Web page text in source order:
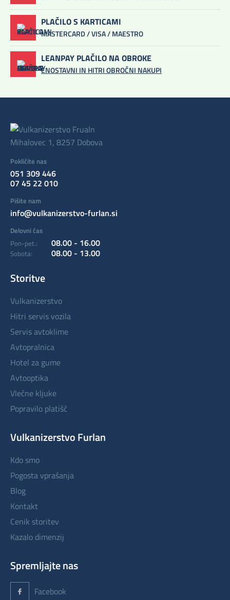
PLAČILO S KARTICAMI
MASTERCARD / VISA / MAESTRO
LEANPAY PLAČILO NA OBROKE
ENOSTAVNI IN HITRI OBROČNI NAKUPI
Mihalovec 1, 8257 Dobova
Pokličite nas
051 309 446
07 45 22 010
Pišite nam
info@vulkanizerstvo-furlan.si
Delovni čas
Pon-pet.:
08.00 - 16.00
Sobota: 08.00 - 13.00
Storitve
vulkanizerstvo
hitri servis vozila
servis avtoklime
avtopralnica
hotel za gume
avtooptika
vlečne kljuke
popravilo platišč
Vulkanizerstvo Furlan
kdo smo
pogosta vprašanja
blog
kontakt
cenik storitev
kazalo dimenzij
Spremljajte nas
Facebook